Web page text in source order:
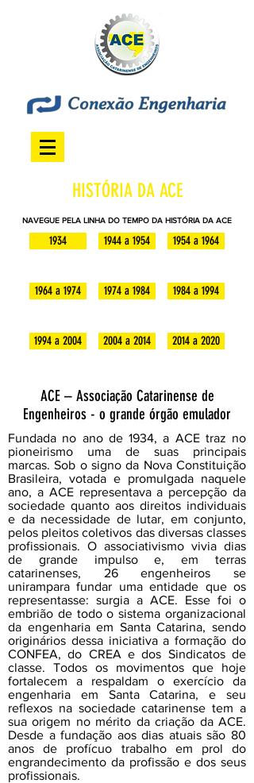
HISTÓRIA DA ACE
NAVEGUE PELA LINHA DO TEMPO DA HISTÓRIA DA ACE
1934
1964 a 1974
1994 a 2004
1944 a 1954
1974 a 1984
2004 a 2014
1954 a 1964
1984 a 1994
2014 a 2020
ACE – Associação Catarinense de
Engenheiros - o grande órgão emulador
Fundada no ano de 1934, a ACE traz no
pioneirismo uma de suas principais
marcas. Sob o signo da Nova Constituição
Brasileira, votada e promulgada naquele
ano, a ACE representava a percepção da
sociedade quanto aos direitos individuais
e da necessidade de lutar, em conjunto,
pelos pleitos coletivos das diversas classes
profissionais. O associativismo vivia dias
de grande impulso e, em terras
catarinenses, 26 engenheiros se
unirampara fundar uma entidade que os
representasse: surgia a ACE. Esse foi o
embrião de todo o sistema organizacional
da engenharia em Santa Catarina, sendo
originários dessa iniciativa a formação do
CONFEA, do CREA e dos Sindicatos de
classe. Todos os movimentos que hoje
fortalecem a respaldam o exercício da
engenharia em Santa Catarina, e seu
reflexos na sociedade catarinense tem a
sua origem no mérito da criação da ACE.
Desde a fundação aos dias atuais são 80
anos de profícuo trabalho em prol do
engrandecimento da profissão e dos seus
profissionais.